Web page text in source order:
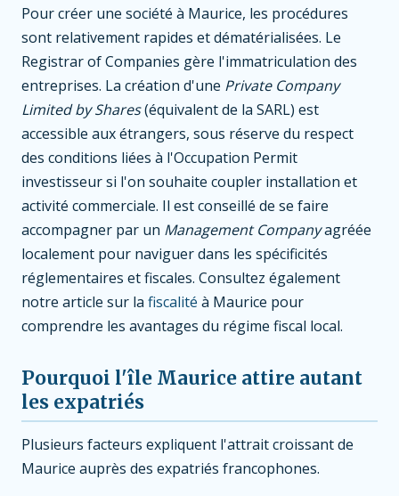
Pour créer une société à Maurice, les procédures
sont relativement rapides et dématérialisées. Le
Registrar of Companies gère l'immatriculation des
entreprises. La création d'une Private Company
Limited by Shares(équivalent de la SARL) est
accessible aux étrangers, sous réserve du respect
des conditions liées à l'Occupation Permit
investisseur si l'on souhaite coupler installation et
activité commerciale. Il est conseillé de se faire
accompagner par un Management Companyagréée
localement pour naviguer dans les spécificités
réglementaires et fiscales. Consultez également
notre article sur la fiscalité à Maurice pour
comprendre les avantages du régime fiscal local.
Pourquoi l'île Maurice attire autant
les expatriés
Plusieurs facteurs expliquent l'attrait croissant de
Maurice auprès des expatriés francophones.